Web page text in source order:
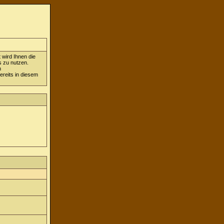
Ihnen die
zu nutzen.
in diesem